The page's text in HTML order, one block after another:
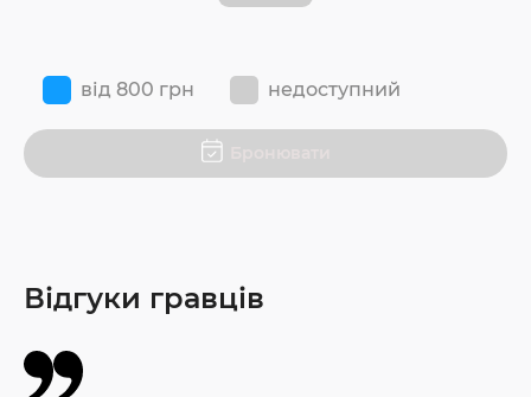
від 800 грн недоступний
Відгуки гравців